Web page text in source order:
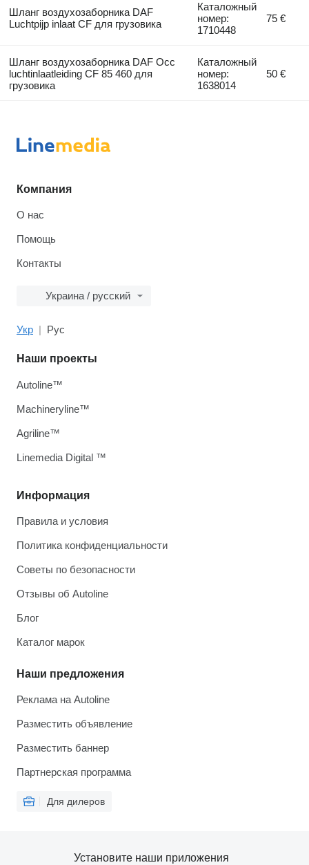
Шланг воздухозаборника DAF
Luchtpijp inlaat CF для грузовика
Каталожный
номер:
1710448
75 €
Шланг воздухозаборника DAF Occ
luchtinlaatleiding CF 85 460 для
грузовика
Каталожный
номер:
1638014
50 €
Компания
О нас
Помощь
Контакты
Украина / русский
Укр Рус
Информация
Правила и условия
Политика конфиденциальности
Советы по безопасности
Отзывы об Autoline
Блог
Каталог марок
Наши предложения
Реклама на Autoline
Разместить объявление
Разместить баннер
Партнерская программа
Для дилеров
Наши проекты
Autoline™
Machineryline™
Agriline™
Linemedia Digital ™
Установите наши приложения